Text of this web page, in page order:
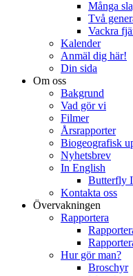
Många
Två
Vackra
Kalender
Anmäl dig här!
Din sida
Om oss
Bakgrund
Vad gör vi
Filmer
Årsrapporter
Biogeografisk
Nyhetsbrev
In English
Butterfly
Kontakta oss
Övervakningen
Rapportera
Hur gör man?
Broschyr